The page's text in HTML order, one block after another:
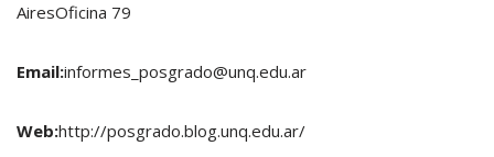
AiresOficina 79
Email:informes_posgrado@unq.edu.ar
Web:http://posgrado.blog.unq.edu.ar/